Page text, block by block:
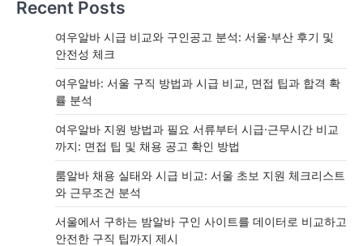
Recent Posts
여우알바 시급 비교와 구인공고 분석: 서울·부산 후기 및
안전성 체크
여우알바: 서울 구직 방법과 시급 비교, 면접 팁과 합격 확
률 분석
여우알바 지원 방법과 필요 서류부터 시급·근무시간 비교
까지: 면접 팁 및 채용 공고 확인 방법
룸알바 채용 실태와 시급 비교: 서울 초보 지원 체크리스트
와 근무조건 분석
서울에서 구하는 밤알바 구인 사이트를 데이터로 비교하고
안전한 구직 팁까지 제시